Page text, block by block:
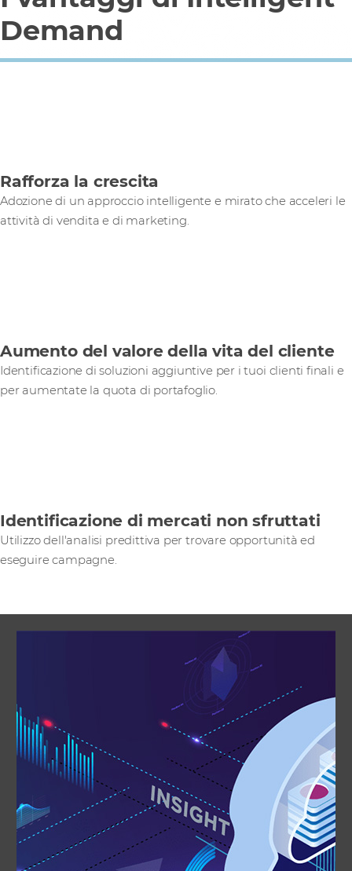
Demand
Rafforza la crescita
Adozione di un approccio intelligente e mirato che acceleri le
attività di vendita e di marketing.
Aumento del valore della vita del cliente
Identificazione di soluzioni aggiuntive per i tuoi clienti finali e
per aumentate la quota di portafoglio.
Identificazione di mercati non sfruttati
Utilizzo dell'analisi predittiva per trovare opportunità ed
eseguire campagne.